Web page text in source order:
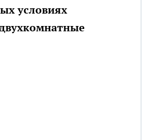
условиях